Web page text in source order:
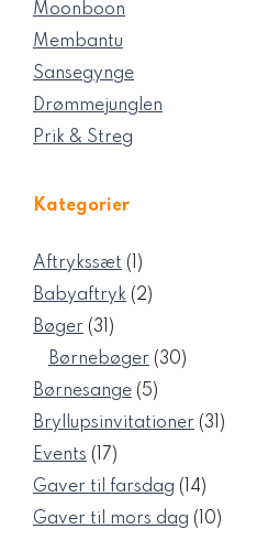
Moonboon
Membantu
Sansegynge
Drømmejunglen
Prik & Streg
Kategorier
Aftrykssæt
1
vare
Babyaftryk 22
Bøger 31 31
Børnebøger 3030
Børnesange 55
varer
Bryllupsinvitationer 31 31
Events 1717
varer
Gaver til farsdag 1414
varer
Gaver til mors dag 1010